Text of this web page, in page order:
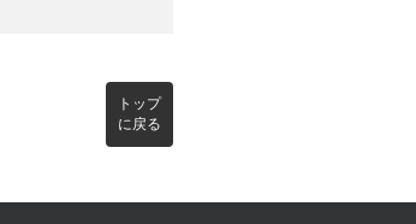
トップ
に戻る